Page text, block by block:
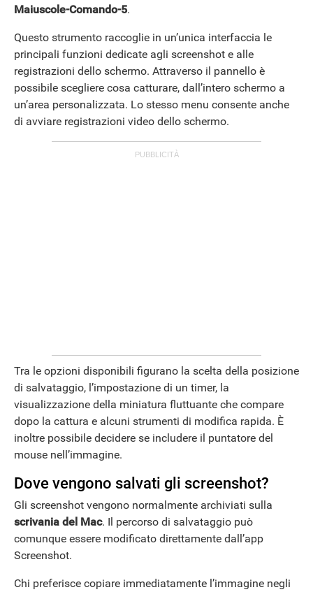
Maiuscole-Comando-5.
Questo strumento raccoglie in un’unica interfaccia le
principali funzioni dedicate agli screenshot e alle
registrazioni dello schermo. Attraverso il pannello è
possibile scegliere cosa catturare, dall’intero schermo a
un’area personalizzata. Lo stesso menu consente anche
di avviare registrazioni video dello schermo.
Tra le opzioni disponibili figurano la scelta della posizione
di salvataggio, l’impostazione di un timer, la
visualizzazione della miniatura fluttuante che compare
dopo la cattura e alcuni strumenti di modifica rapida. È
inoltre possibile decidere se includere il puntatore del
mouse nell’immagine.
Dove vengono salvati gli screenshot?
Gli screenshot vengono normalmente archiviati sulla
scrivania del Mac. Il percorso di salvataggio può
comunque essere modificato direttamente dall’app
Screenshot.
Chi preferisce copiare immediatamente l’immagine negli